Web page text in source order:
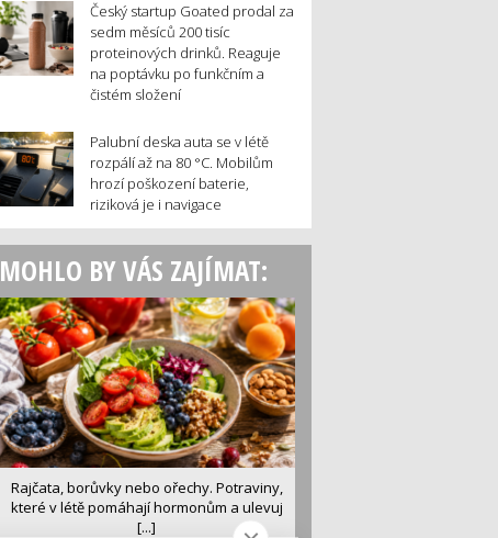
Český startup Goated prodal za
sedm měsíců 200 tisíc
proteinových drinků. Reaguje
na poptávku po funkčním a
čistém složení
Palubní deska auta se v létě
rozpálí až na 80 °C. Mobilům
hrozí poškození baterie,
riziková je i navigace
MOHLO BY VÁS ZAJÍMAT:
Rajčata, borůvky nebo ořechy. Potraviny,
které v létě pomáhají hormonům a ulevuj
[...]